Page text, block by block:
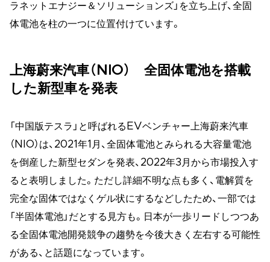
ラネットエナジー＆ソリューションズ」を立ち上げ、全固
体電池を柱の一つに位置付けています。
上海蔚来汽車（NIO） 全固体電池を搭載
した新型車を発表
「中国版テスラ」と呼ばれるEVベンチャー上海蔚来汽車
（NIO）は、2021年1月、全固体電池とみられる大容量電池
を倒産した新型セダンを発表、2022年3月から市場投入す
ると表明しました。ただし詳細不明な点も多く、電解質を
完全な固体ではなくゲル状にするなどしたため、一部では
「半固体電池」だとする見方も。日本が一歩リードしつつあ
る全固体電池開発競争の趨勢を今後大きく左右する可能性
がある、と話題になっています。